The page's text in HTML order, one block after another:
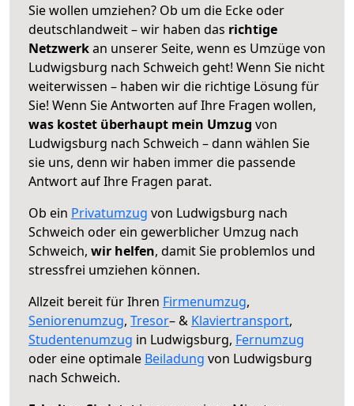
Sie wollen umziehen? Ob um die Ecke oder
deutschlandweit – wir haben das richtige
Netzwerkan unserer Seite, wenn es Umzüge von
Ludwigsburg nach Schweich geht! Wenn Sie nicht
weiterwissen – haben wir die richtige Lösung für
Sie! Wenn Sie Antworten auf Ihre Fragen wollen,
was kostet überhaupt mein Umzug von
Ludwigsburg nach Schweich – dann wählen Sie
sie uns, denn wir haben immer die passende
Antwort auf Ihre Fragen parat.
Ob ein Privatumzug von Ludwigsburg nach
Schweich oder ein gewerblicher Umzug nach
Schweich, wir helfen, damit Sie problemlos und
stressfrei umziehen können.
Allzeit bereit für Ihren Firmenumzug,
Seniorenumzug, Tresor– & Klaviertransport,
Studentenumzug in Ludwigsburg, Fernumzug
oder eine optimale Beiladung von Ludwigsburg
nach Schweich.